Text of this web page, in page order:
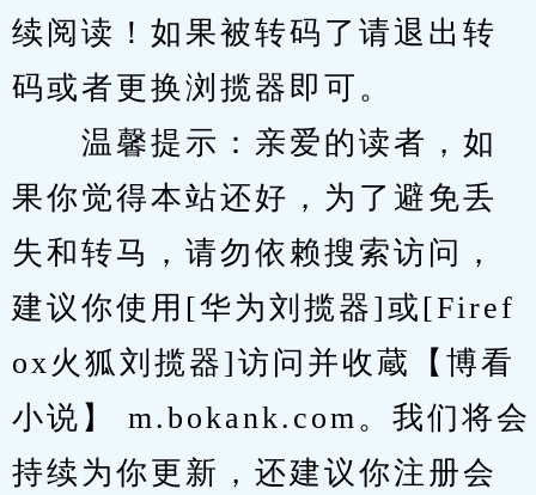
续阅读！如果被转码了请退出转
码或者更换浏揽器即可。
温馨提示：亲爱的读者，如
果你觉得本站还好，为了避免丢
失和转马，请勿依赖搜索访问，
建议你使用[华为刘揽器]或[Firef
ox火狐刘揽器]访问并收蔵【博看
小说】 m.bokank.com。我们将会
持续为你更新，还建议你注册会